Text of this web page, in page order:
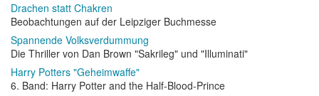
Drachen statt Chakren
Beobachtungen auf der Leipziger Buchmesse
Spannende Volksverdummung
Die Thriller von Dan Brown "Sakrileg" und "Illuminati"
Harry Potters "Geheimwaffe"
6. Band: Harry Potter and the Half-Blood-Prince